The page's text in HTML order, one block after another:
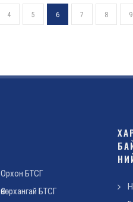
4 5 6 7 8 9
Орхон БТСГ
Өвөрхангай БТСГ